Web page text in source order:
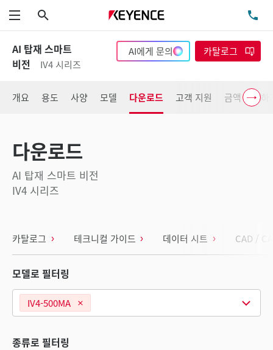
메뉴
AI 탑재 스마트
비전
IV4 시리즈
AI에게 문의 카탈로그
개요 용도 사양 모델 다운로드 고객 지원 금액 확인하
다운로드
AI 탑재 스마트 비전
IV4 시리즈
카탈로그 테크니컬 가이드 데이터 시트 CAD /
모델로 필터링
IV4-500MA
종류로 필터링